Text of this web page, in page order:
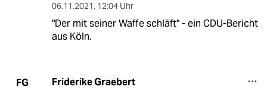
06.11.2021, 12:04 Uhr
"Der mit seiner Waffe schläft" - ein CDU-Bericht
aus Köln.
FG Friderike Graebert